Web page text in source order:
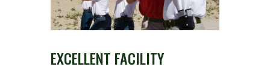
EXCELLENT FACILITY